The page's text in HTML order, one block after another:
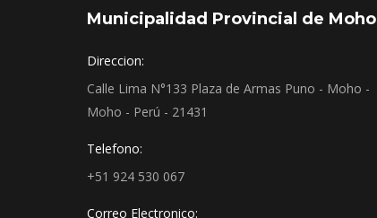
Municipalidad Provincial de Moho
Direccion:
Calle Lima N°133 Plaza de Armas Puno - Moho -
Moho - Perú - 21431
Telefono:
+51 924 530 067
Correo Electronico: